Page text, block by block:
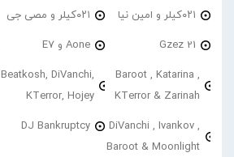
۰۲۱کیلر و امین نیا ۰۲۱کیلر و مصی جی
21 Gzez Aone و E7
Baroot , Katarina ,
KTerror & Zarinah
Beatkosh, DiVanchi,
KTerror, Hojey
DiVanchi , Ivankov ,
Baroot & Moonlight
DJ Bankruptcy